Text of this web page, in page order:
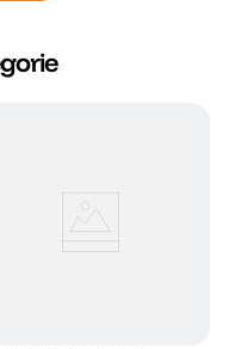
colmi-g06-smart-